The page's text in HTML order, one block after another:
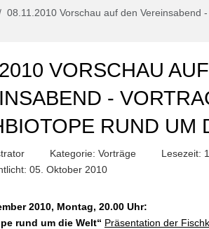
08.11.2010 Vorschau auf den Vereinsabend
VORSCHAU
-
RUND UM
Kategorie: Vorträge
Lesezeit:
05. Oktober 2010
2010, Montag, 20.00 Uhr:
rund um die Welt“ Präsentation der